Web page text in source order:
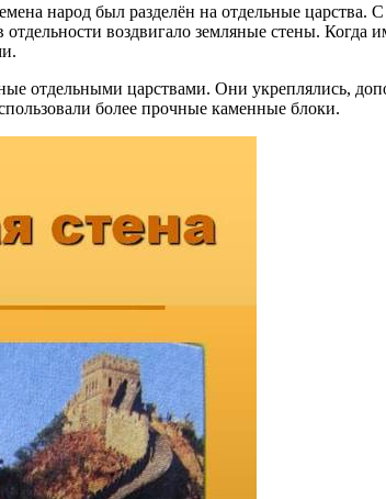
народ был разделён на отдельные
воздвигало земляные стены.
отдельными царствами. Они укреплялись,
более прочные каменные блоки.